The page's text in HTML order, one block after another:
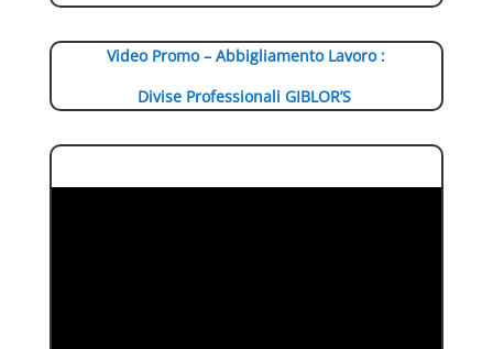
Video Promo – Abbigliamento Lavoro :
Divise Professionali GIBLOR’S